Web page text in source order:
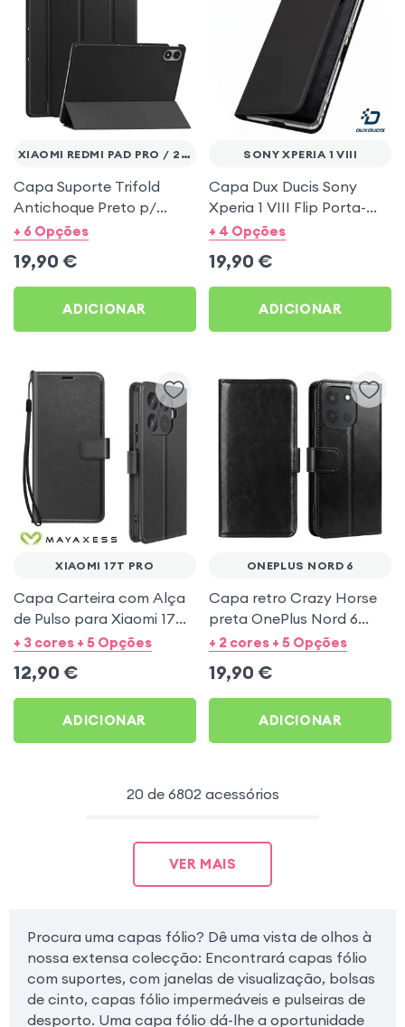
XIAOMI REDMI PAD PRO / 2 PRO
Capa Suporte Trifold
Antichoque Preto p/
Xiaomi Redmi Pad e Pad 2
+ 6 Opções
19,90 €
ADICIONAR
SONY XPERIA 1 VIII
Capa Dux Ducis Sony
Xperia 1 VIII Flip Porta-
Cartões Preto
+ 4 Opções
19,90 €
ADICIONAR
XIAOMI 17T PRO
Capa Carteira com Alça
de Pulso para Xiaomi 17T
Pro - Preto Mayaxess
+ 3 cores + 5 Opções
12,90 €
ADICIONAR
ONEPLUS NORD 6
Capa retro Crazy Horse
preta OnePlus Nord 6
função carteira
+ 2 cores + 5 Opções
19,90 €
ADICIONAR
20 de 6802 acessórios
VER MAIS
Procura uma capas fólio? Dê uma vista de olhos à
nossa extensa colecção: Encontrará capas fólio
com suportes, com janelas de visualização, bolsas
de cinto, capas fólio impermeáveis e pulseiras de
desporto. Uma capa fólio dá-lhe a oportunidade